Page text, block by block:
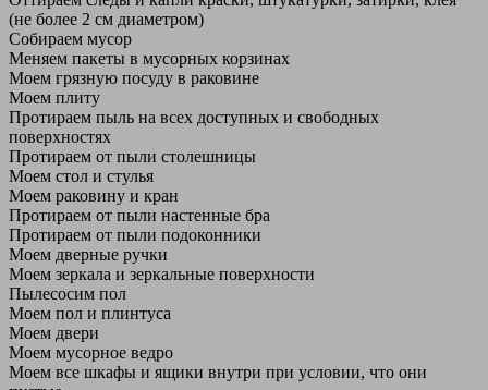
(не более 2 см диаметром)
Собираем мусор
Меняем пакеты в мусорных корзинах
Моем грязную посуду в раковине
Моем плиту
Протираем пыль на всех доступных и свободных
поверхностях
Протираем от пыли столешницы
Моем стол и стулья
Моем раковину и кран
Протираем от пыли настенные бра
Протираем от пыли подоконники
Моем дверные ручки
Моем зеркала и зеркальные поверхности
Пылесосим пол
Моем пол и плинтуса
Моем двери
Моем мусорное ведро
Моем все шкафы и ящики внутри при условии, что они